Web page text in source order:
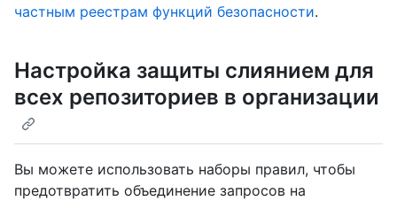
частным реестрам функций безопасности.
Настройка защиты слиянием для
всех репозиториев в организации
Вы можете использовать наборы правил, чтобы
предотвратить объединение запросов на